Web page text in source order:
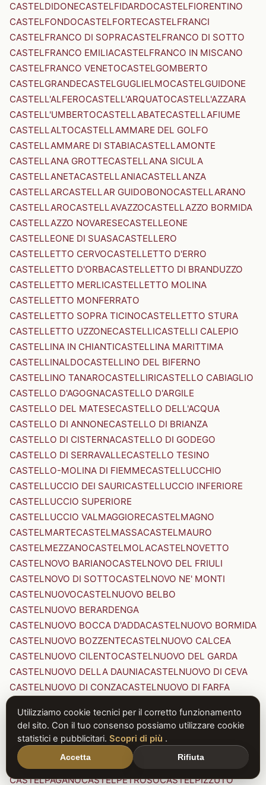
CASTELDIDONECASTELFIDARDOCASTELFIORENTINO
CASTELFONDOCASTELFORTECASTELFRANCI
CASTELFRANCO DI SOPRACASTELFRANCO DI SOTTO
CASTELFRANCO EMILIACASTELFRANCO IN MISCANO
CASTELFRANCO VENETOCASTELGOMBERTO
CASTELGRANDECASTELGUGLIELMOCASTELGUIDONE
CASTELL'ALFEROCASTELL'ARQUATOCASTELL'AZZARA
CASTELL'UMBERTOCASTELLABATECASTELLAFIUME
CASTELLALTOCASTELLAMMARE DEL GOLFO
CASTELLAMMARE DI STABIACASTELLAMONTE
CASTELLANA GROTTECASTELLANA SICULA
CASTELLANETACASTELLANIACASTELLANZA
CASTELLARCASTELLAR GUIDOBONOCASTELLARANO
CASTELLAROCASTELLAVAZZOCASTELLAZZO BORMIDA
CASTELLAZZO NOVARESECASTELLEONE
CASTELLEONE DI SUASACASTELLERO
CASTELLETTO CERVOCASTELLETTO D'ERRO
CASTELLETTO D'ORBACASTELLETTO DI BRANDUZZO
CASTELLETTO MERLICASTELLETTO MOLINA
CASTELLETTO MONFERRATO
CASTELLETTO SOPRA TICINOCASTELLETTO STURA
CASTELLETTO UZZONECASTELLICASTELLI CALEPIO
CASTELLINA IN CHIANTICASTELLINA MARITTIMA
CASTELLINALDOCASTELLINO DEL BIFERNO
CASTELLINO TANAROCASTELLIRICASTELLO CABIAGLIO
CASTELLO D'AGOGNACASTELLO D'ARGILE
CASTELLO DEL MATESECASTELLO DELL'ACQUA
CASTELLO DI ANNONECASTELLO DI BRIANZA
CASTELLO DI CISTERNACASTELLO DI GODEGO
CASTELLO DI SERRAVALLECASTELLO TESINO
CASTELLO-MOLINA DI FIEMMECASTELLUCCHIO
CASTELLUCCIO DEI SAURICASTELLUCCIO INFERIORE
CASTELLUCCIO SUPERIORE
CASTELLUCCIO VALMAGGIORECASTELMAGNO
CASTELMARTECASTELMASSACASTELMAURO
CASTELMEZZANOCASTELMOLACASTELNOVETTO
CASTELNOVO BARIANOCASTELNOVO DEL FRIULI
CASTELNOVO DI SOTTOCASTELNOVO NE' MONTI
CASTELNUOVOCASTELNUOVO BELBO
CASTELNUOVO BERARDENGA
CASTELNUOVO BOCCA D'ADDACASTELNUOVO BORMIDA
CASTELNUOVO BOZZENTECASTELNUOVO CALCEA
CASTELNUOVO CILENTOCASTELNUOVO DEL GARDA
CASTELNUOVO DELLA DAUNIACASTELNUOVO DI CEVA
CASTELNUOVO DI CONZACASTELNUOVO DI FARFA
CASTELNUOVO DI PORTO CASTELNUOVO DON BOSCO
CASTELNUOVO MAGRACASTELNUOVO NIGRA
CASTELNUOVO PARANOCASTELNUOVO RANGONE
CASTELNUOVO SCRIVIA
CASTELNUOVO VAL DI CECINA
CASTELPAGANOCASTELPETROSOCASTELPIZZUTO
Utilizziamo cookie tecnici per il corretto funzionamento
del sito. Con il tuo consenso possiamo utilizzare cookie
statistici e pubblicitari. Scopri di più .
Accetta Rifiuta